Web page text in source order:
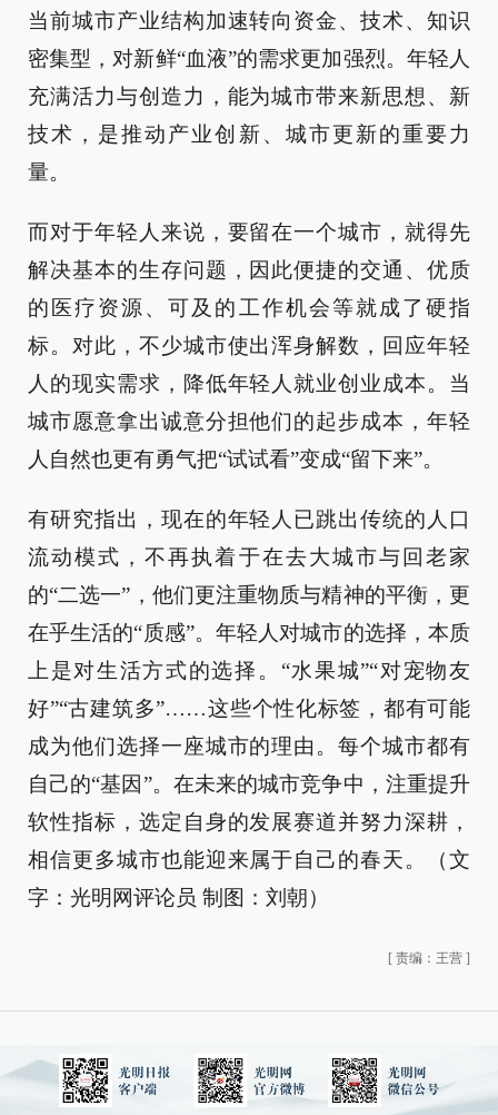
当前城市产业结构加速转向资金、技术、知识
密集型，对新鲜“血液”的需求更加强烈。年轻人
充满活力与创造力，能为城市带来新思想、新
技术，是推动产业创新、城市更新的重要力
量。
而对于年轻人来说，要留在一个城市，就得先
解决基本的生存问题，因此便捷的交通、优质
的医疗资源、可及的工作机会等就成了硬指
标。对此，不少城市使出浑身解数，回应年轻
人的现实需求，降低年轻人就业创业成本。当
城市愿意拿出诚意分担他们的起步成本，年轻
人自然也更有勇气把“试试看”变成“留下来”。
有研究指出，现在的年轻人已跳出传统的人口
流动模式，不再执着于在去大城市与回老家
的“二选一”，他们更注重物质与精神的平衡，更
在乎生活的“质感”。年轻人对城市的选择，本质
上是对生活方式的选择。“水果城”“对宠物友
好”“古建筑多”……这些个性化标签，都有可能
成为他们选择一座城市的理由。每个城市都有
自己的“基因”。在未来的城市竞争中，注重提升
软性指标，选定自身的发展赛道并努力深耕，
相信更多城市也能迎来属于自己的春天。（文
字：光明网评论员 制图：刘朝）
[ 责编：王营 ]